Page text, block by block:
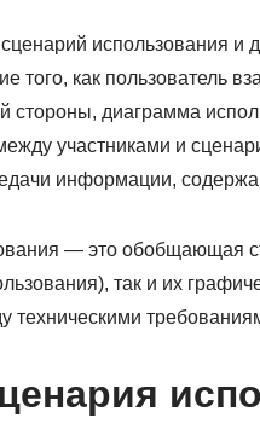
использования
того, как пользователь
стороны, диаграмма
участниками и
информации,
— это обобщающая
так и их
техническими